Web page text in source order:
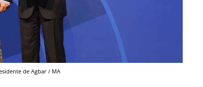
de Agbar / MA